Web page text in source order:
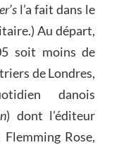
l’a fait dans le
Au départ,
soit moins de
de Londres,
danois
) dont l’éditeur
Flemming Rose,